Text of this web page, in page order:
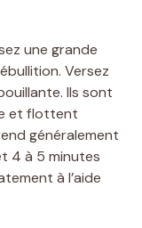
une grande
Versez
Ils sont
et flottent
généralement
4 à 5 minutes
à l’aide